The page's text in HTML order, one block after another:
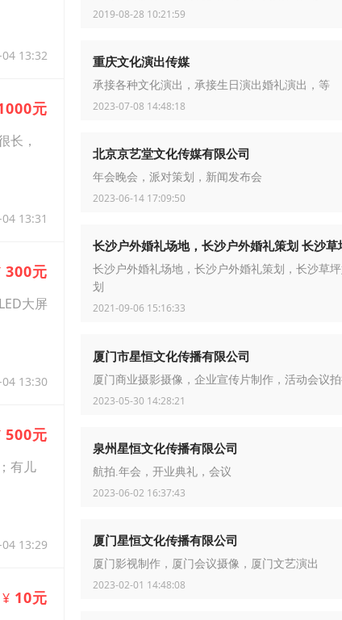
13:32
元
长，
13:31
300元
大屏
13:30
500元
有儿
13:29
¥ 10元
2019-08-28 10:21:59
重庆文化演出传媒
承接各种文化演出，承接生日演出婚礼演出，等
2023-07-08 14:48:18
北京京艺堂文化传媒有限公司
年会晚会，派对策划，新闻发布会
2023-06-14 17:09:50
长沙户外婚礼场地，长沙户外婚礼策划 长沙草
长沙户外婚礼场地，长沙户外婚礼策划，长沙草
划
2021-09-06 15:16:33
厦门市星恒文化传播有限公司
厦门商业摄影摄像，企业宣传片制作，活动会议
2023-05-30 14:28:21
泉州星恒文化传播有限公司
航拍.年会，开业典礼，会议
2023-06-02 16:37:43
厦门星恒文化传播有限公司
厦门影视制作，厦门会议摄像，厦门文艺演出
2023-02-01 14:48:08